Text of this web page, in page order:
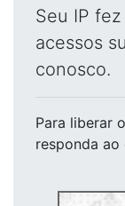
Seu IP
acessos
conosco.
Para liberar
responda